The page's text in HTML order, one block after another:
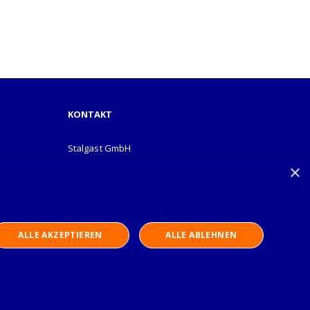
KONTAKT
Stalgast GmbH
×
ALLE AKZEPTIEREN ALLE ABLEHNEN